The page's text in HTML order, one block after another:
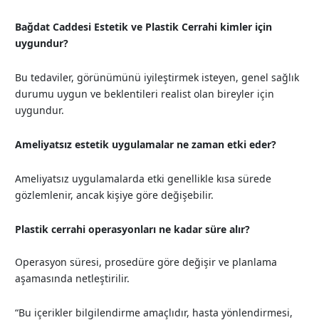
Bağdat Caddesi Estetik ve Plastik Cerrahi kimler için
uygundur?
Bu tedaviler, görünümünü iyileştirmek isteyen, genel sağlık
durumu uygun ve beklentileri realist olan bireyler için
uygundur.
Ameliyatsız estetik uygulamalar ne zaman etki eder?
Ameliyatsız uygulamalarda etki genellikle kısa sürede
gözlemlenir, ancak kişiye göre değişebilir.
Plastik cerrahi operasyonları ne kadar süre alır?
Operasyon süresi, prosedüre göre değişir ve planlama
aşamasında netleştirilir.
“Bu içerikler bilgilendirme amaçlıdır, hasta yönlendirmesi,